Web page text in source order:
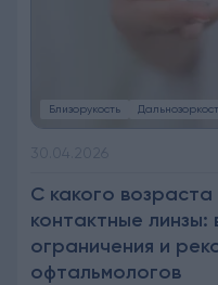
Близорукость
С какого
контактные линзы:
ограничения и
офтальмологов